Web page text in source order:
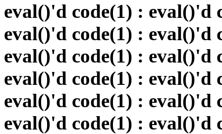
eval()'d code(1) : eval()'d
eval()'d code(1) : eval()'d
eval()'d code(1) : eval()'d
eval()'d code(1) : eval()'d
eval()'d code(1) : eval()'d
eval()'d code(1) : eval()'d